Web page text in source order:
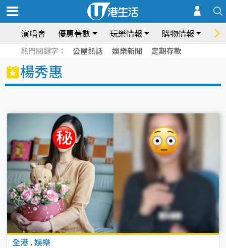
演唱會 優惠著數 玩樂情報 購物情報 飲
熱門關鍵字： 公屋熱話 娛樂新聞 定期存款
楊秀惠
全港 . 娛樂